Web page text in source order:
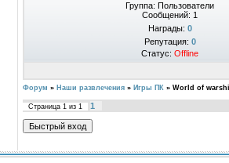
Группа: Пользователи
Сообщений: 1
Награды: 0
Репутация: 0
Статус: Offline
Форум » Наши развлечения » Игры ПК » World of
Страница 1 из 1 1